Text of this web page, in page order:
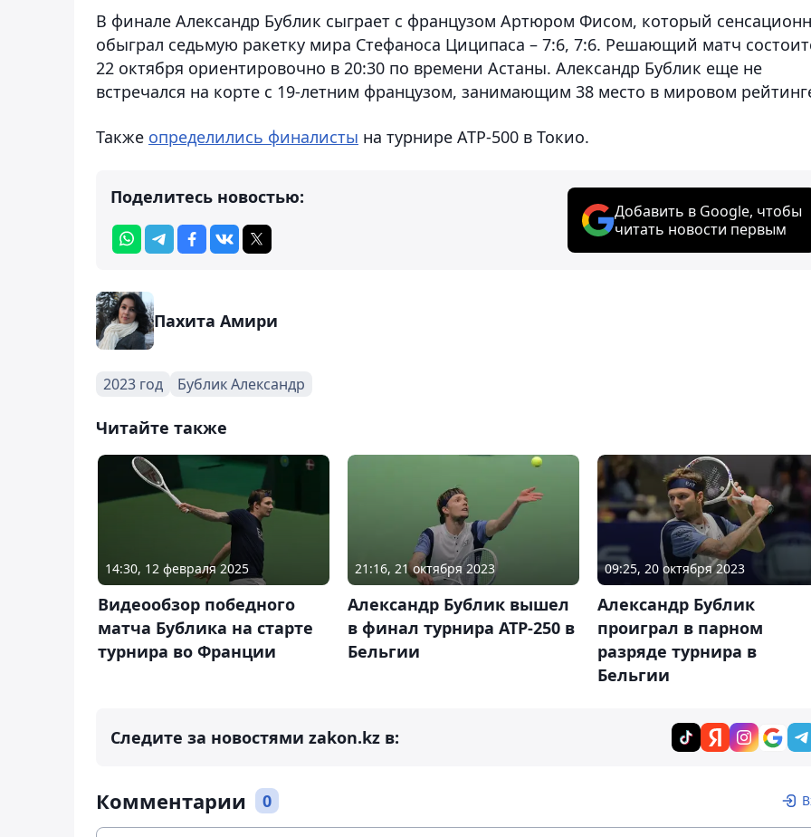
В финале Александр Бублик сыграет с французом Артюром Фисом, который
обыграл седьмую ракетку мира Стефаноса Циципаса – 7:6, 7:6. Решающий матч
22 октября ориентировочно в 20:30 по времени Астаны. Александр Бублик еще не
встречался на корте с 19-летним французом, занимающим 38 место в мировом
Также определились финалисты на турнире АТР-500 в Токио.
Поделитесь новостью:
Добавить в Google, чтобы
читать новости первым
Пахита Амири
2023 год Бублик Александр
Читайте также
14:30, 12 февраля 2025
Видеообзор победного
матча Бублика на старте
турнира во Франции
21:16, 21 октября 2023
Александр Бублик вышел
в финал турнира ATP-250 в
Бельгии
09:25, 20 октября 2023
Александр Бублик
проиграл в парном
разряде турнира в
Бельгии
Следите за новостями zakon.kz в:
Комментарии 0